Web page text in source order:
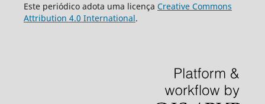
Este periódico adota uma licença Creative Commons
Attribution 4.0 International.